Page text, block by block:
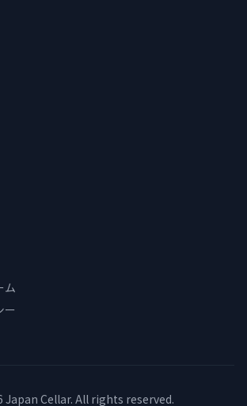
ム
ー
Japan Cellar. All rights reserved.